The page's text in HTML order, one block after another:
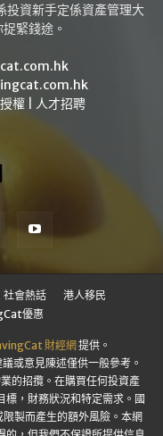
投資新手定係資產管理大
緊錢途。
權 人才招聘
社會熱話
港人移民
優惠
財經網提供。
或意見陳述僅供一般參考。
的招攬。在購買任何投資產
標，財務狀況和特定需求。國
製而產生的額外風險。本網